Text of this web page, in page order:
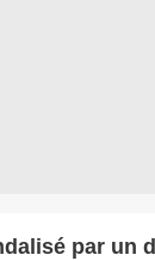
par un